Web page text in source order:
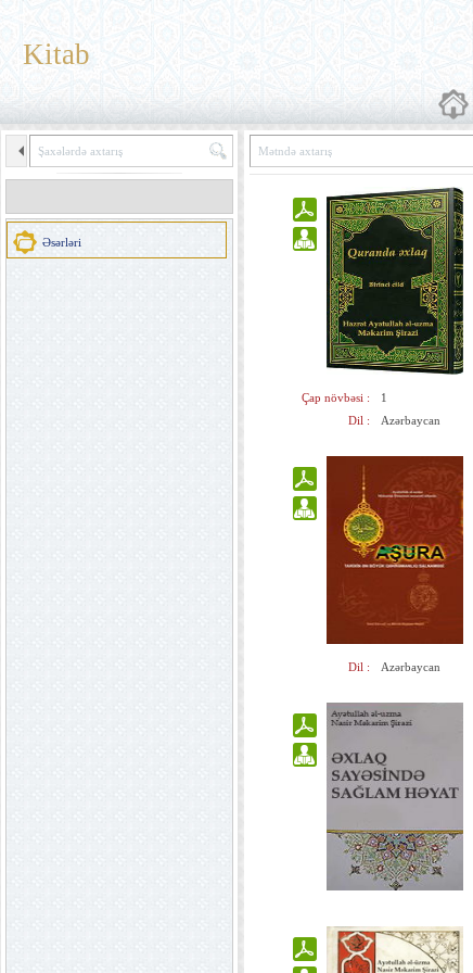
Kitab
Əsərləri
Çap növbəsi :
1
Dil :
Azərbaycan
Dil :
Azərbaycan